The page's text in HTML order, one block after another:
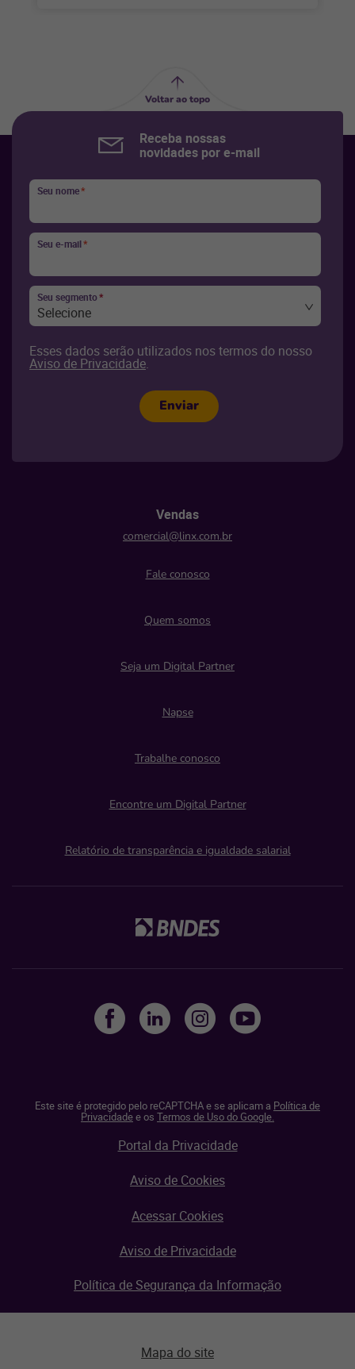
Voltar ao topo
Receba nossas
novidades por e-mail
Seu nome*
Seu e-mail*
Seu segmento*
Selecione
Esses dados serão utilizados nos termos do nosso
Aviso de Privacidade.
Enviar
Vendas
comercial@linx.com.br
Fale conosco
Quem somos
Seja um Digital Partner
Napse
Trabalhe conosco
Encontre um Digital Partner
Relatório de transparência e igualdade salarial
Este site é protegido pelo reCAPTCHA e se aplicam a Política de
Privacidadee os Termos de Uso do Google.
Portal da Privacidade
Aviso de Cookies
Acessar Cookies
Aviso de Privacidade
Política de Segurança da Informação
Mapa do site